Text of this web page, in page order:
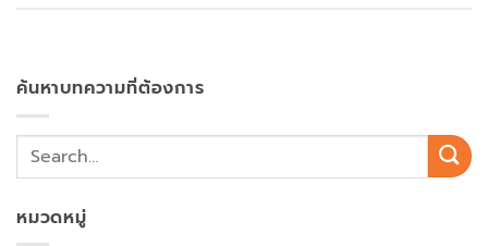
ค้นหาบทความที่ต้องการ
หมวดหมู่